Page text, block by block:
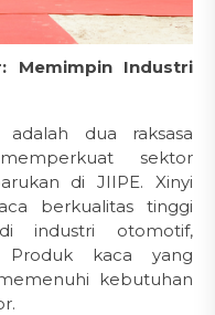
Memimpin Industri
dua raksasa
sektor
di JIIPE. Xinyi
berkualitas tinggi
industri otomotif,
Produk kaca yang
kebutuhan